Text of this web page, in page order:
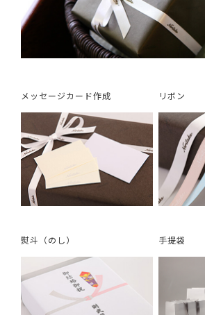
メッセージカード作成 リボン
熨斗（のし） 手提袋